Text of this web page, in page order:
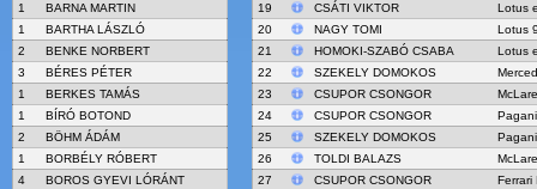
1
BARNA MARTIN
1
BARTHA LÁSZLÓ
2
BENKE NORBERT
3
BÉRES PÉTER
1
BERKES TAMÁS
1
BÍRÓ BOTOND
2
BÖHM ÁDÁM
1
BORBÉLY RÓBERT
4
BOROS GYEVI LÓRÁNT
19
CSÁTI VIKTOR
Lotus
20
NAGY TOMI
Lotus
21
HOMOKI-SZABÓ CSABA
Lotus
22
SZEKELY DOMOKOS
23
CSUPOR CSONGOR
24
CSUPOR CSONGOR
25
SZEKELY DOMOKOS
26
TOLDI BALAZS
27
CSUPOR CSONGOR
Ferrari